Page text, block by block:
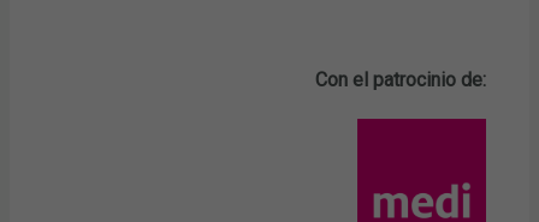
Con el patrocinio de: